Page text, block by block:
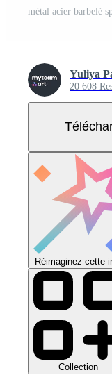
Yuliya
20 608
Réimaginez cette
Collection